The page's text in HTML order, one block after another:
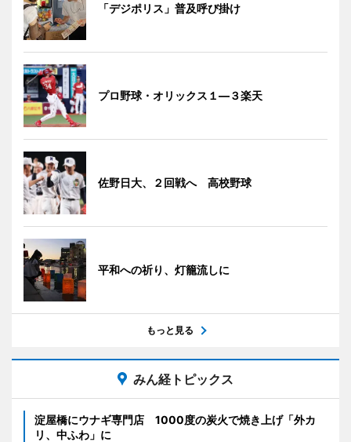
「デジポリス」普及呼び掛け
プロ野球・オリックス１―３楽天
佐野日大、２回戦へ 高校野球
平和への祈り、灯籠流しに
もっと見る
みん経トピックス
淀屋橋にウナギ専門店 1000度の炭火で焼き上げ「外カ
リ、中ふわ」に